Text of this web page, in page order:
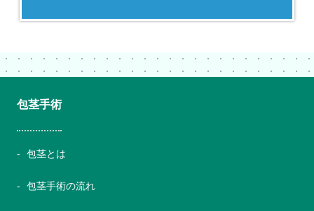
包茎手術
包茎とは
包茎手術の流れ